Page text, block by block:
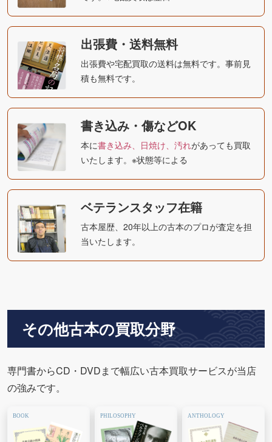
出張費・送料無料
出張費や宅配買取の送料は無料です。事前見
積も無料です。
書き込み・傷などOK
本に書き込み、日焼け、汚れがあっても買取
いたします。※状態等による
ベテランスタッフ在籍
古本屋歴、20年以上の古本のプロが査定を担
当いたします。
その他古本の買取分野
専門書からCD・DVDまで幅広い古本買取サービスが当店
の強みです。